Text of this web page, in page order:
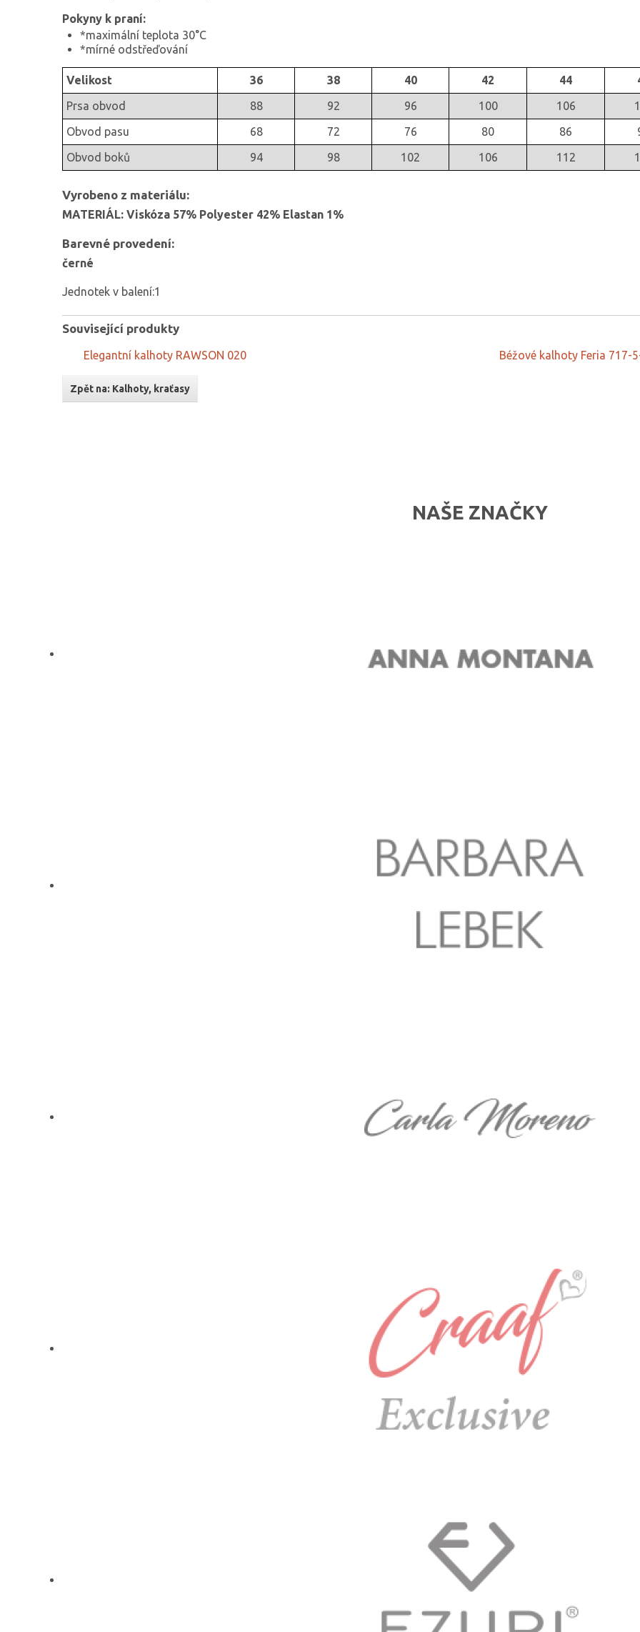
Pokyny k praní:
*maximální teplota 30°C
*mírné odstřeďování
Velikost 36 38 40 42 44
Prsa obvod
88 92 96 100 106
Obvod pasu
68 72 76 80 86
Obvod boků
94 98 102 106 112
Vyrobeno z materiálu:
MATERIÁL: Viskóza 57% Polyester 42% Elastan 1%
Barevné provedení:
černé
Jednotek v balení:1
Související produkty
Béžové kalhoty Feria 717-
Elegantní kalhoty RAWSON 020
Zpět na: Kalhoty, kraťasy
NAŠE ZNAČKY